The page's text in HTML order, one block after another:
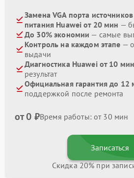
Замена VGA порта
питания Huawei от 20 мин —
До 30% экономии — самые
Контроль на каждом этапе —
выдачи
Диагностика Huawei от 10 мин
результат
Официальная гарантия до 12
поддержкой после ремонта
от 0 ₽Время работы: от 30 мин
Записаться
Скидка 20% при